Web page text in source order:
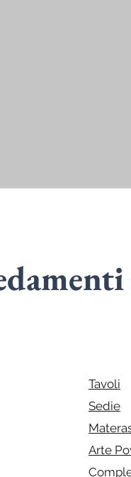
Tavoli
Sedie
Arte